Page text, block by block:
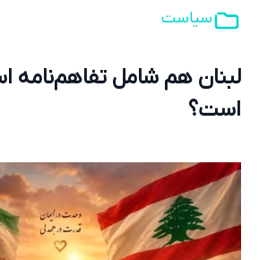
سیاست
لبنان هم شامل تفاهم‌نامه
است؟